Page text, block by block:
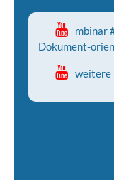
mbinar
Dokument-
weitere